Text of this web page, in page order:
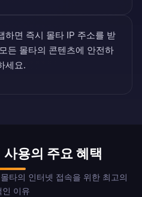
하면 즉시 몰타 IP 주소를 받
든 몰타의 콘텐츠에 안전하
세요.
용의 주요 혜택
타의 인터넷 접속을 위한 최고의
인 이유